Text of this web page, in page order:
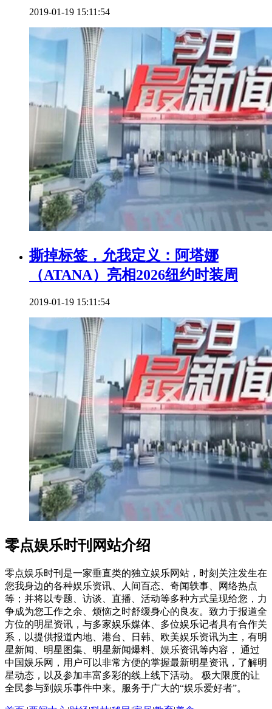
2019-01-19 15:11:54
撕掉标签，允我定义：阿塔娜
（ATANA）亮相2026纽约时装周
2019-01-19 15:11:54
零点娱乐时刊网站介绍
零点娱乐时刊是一家垂直类的独立娱乐网站，时刻关注发生在
您我身边的各种娱乐资讯、人间百态、奇闻轶事、网络热点
等；并将以专题、访谈、直播、活动等多种方式呈现给您，力
争成为您工作之余、烦恼之时舒缓身心的良友。致力于报道全
方位的明星资讯，与多家娱乐媒体、多位娱乐记者具有合作关
系，以提供报道内地、港台、日韩、欧美娱乐资讯为主，有明
星新闻、明星图集、明星新闻爆料、娱乐资讯等内容， 通过
中国娱乐网，用户可以非常方便的掌握最新明星资讯，了解明
星动态，以及参加丰富多彩的线上线下活动。 极大限度的让
全民参与到娱乐事件中来。服务于广大的“娱乐爱好者”。